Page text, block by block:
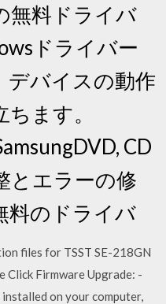
無料ドライバ
ドライバー
デバイスの動作
ます。
CD
とエラーの修
料のドライバ
files for TSST SE-218GN
Click Firmware Upgrade: -
on your computer,